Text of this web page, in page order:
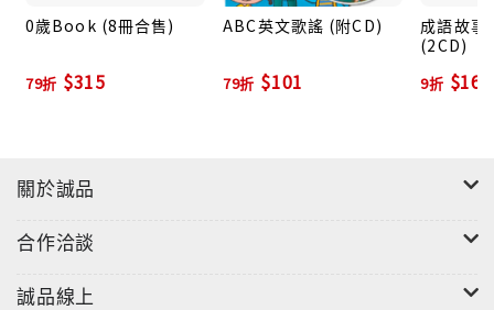
0歲Book (8冊合售)
79折 $315
ABC英文歌謠 (附CD)
79折 $101
成語故事
(2CD)
9折 $162
關於誠品
合作洽談
誠品線上